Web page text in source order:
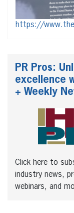
https://
PR Pros:
excellence
+ Weekly
Click here to
industry news,
webinars, and